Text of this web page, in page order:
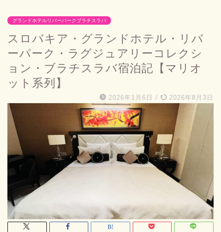
グランドホテルリバーパークブラチスラバ
スロバキア・グランドホテル・リバ
ーパーク・ラグジュアリーコレクシ
ョン・ブラチスラバ宿泊記【マリオ
ット系列】
2026年1月6日 / 2026年8月3日